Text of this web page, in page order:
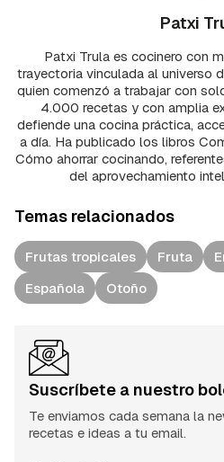
Patxi
Patxi Trula es cocinero con
trayectoria vinculada al universo
quien comenzó a trabajar con
4.000 recetas y con amplia
defiende una cocina práctica,
a día. Ha publicado los libros
Cómo ahorrar cocinando,
del aprovechamiento
Temas relacionados
Frutas tropicales Fruta
Española
Otoño
Suscríbete a nuestro
Te enviamos cada semana la
recetas e ideas a tu email.